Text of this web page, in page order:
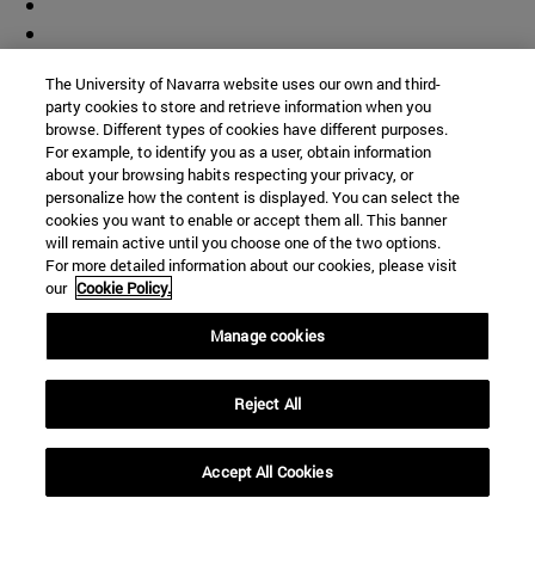
The University of Navarra website uses our own and third-
party cookies to store and retrieve information when you
browse. Different types of cookies have different purposes.
For example, to identify you as a user, obtain information
about your browsing habits respecting your privacy, or
personalize how the content is displayed. You can select the
cookies you want to enable or accept them all. This banner
will remain active until you choose one of the two options.
For more detailed information about our cookies, please visit
our Cookie Policy.
Manage cookies
Reject All
Accept All Cookies